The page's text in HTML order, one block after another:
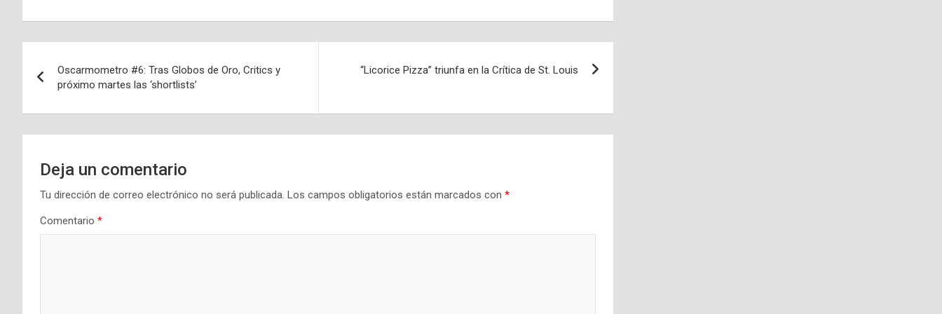
de
entradas
Oscarmometro #6: Tras Globos de Oro, Critics y
próximo martes las ‘shortlists’
“Licorice Pizza” triunfa en la Crítica de St. Louis
Deja un comentario
Tu dirección de correo electrónico no será publicada. Los campos obligatorios están marcados con *
Comentario *